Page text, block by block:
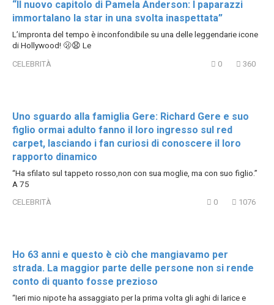
“Il nuovo capitolo di Pamela Anderson: I paparazzi
immortalano la star in una svolta inaspettata”
L’impronta del tempo è inconfondibile su una delle leggendarie icone
di Hollywood! 🫢😧 Le
CELEBRITÀ 0 360
Uno sguardo alla famiglia Gere: Richard Gere e suo
figlio ormai adulto fanno il loro ingresso sul red
carpet, lasciando i fan curiosi di conoscere il loro
rapporto dinamico
“Ha sfilato sul tappeto rosso,non con sua moglie, ma con suo figlio.”
A 75
CELEBRITÀ 0 1076
Ho 63 anni e questo è ciò che mangiavamo per
strada. La maggior parte delle persone non si rende
conto di quanto fosse prezioso
“Ieri mio nipote ha assaggiato per la prima volta gli aghi di larice e